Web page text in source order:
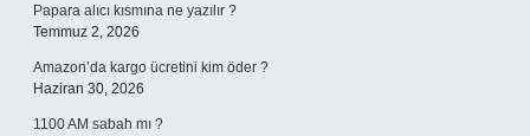
Papara alıcı kısmına ne yazılır ?
Temmuz 2, 2026
Amazon’da kargo ücretini kim öder ?
Haziran 30, 2026
1100 AM sabah mı ?